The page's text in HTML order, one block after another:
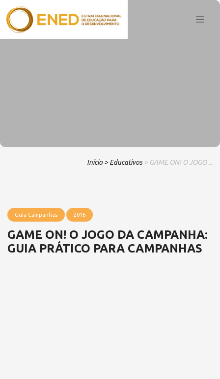
Início > Educativos > GAME ON! O JOGO ...
Guia Campanhas 2016
GAME ON! O JOGO DA CAMPANHA:
GUIA PRÁTICO PARA CAMPANHAS